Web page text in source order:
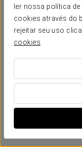
ler nossa política
cookies através do
rejeitar seu uso
cookies